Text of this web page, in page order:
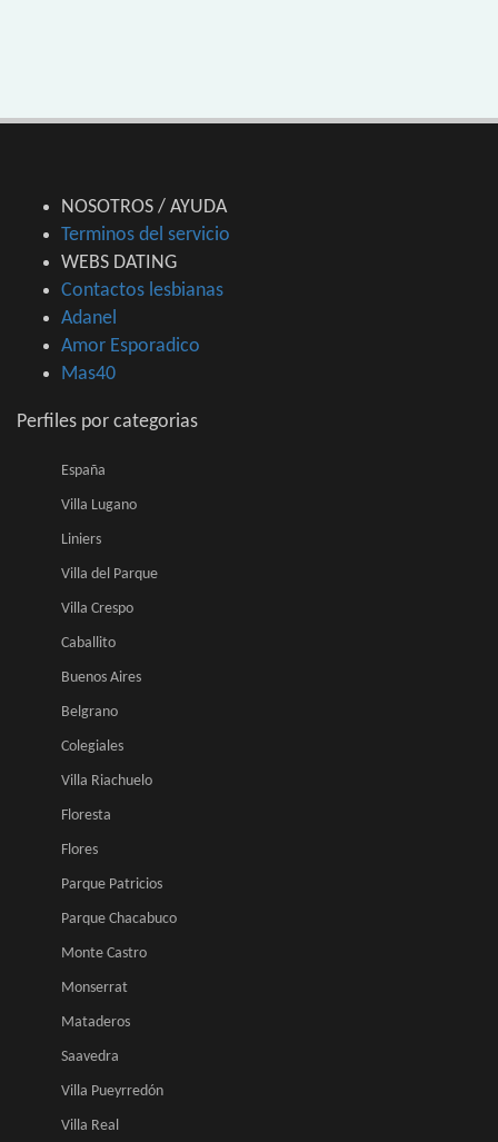
NOSOTROS / AYUDA
Terminos del servicio
WEBS DATING
Contactos lesbianas
Adanel
Amor Esporadico
Mas40
Perfiles por categorias
España
Villa Lugano
Liniers
Villa del Parque
Villa Crespo
Caballito
Buenos Aires
Belgrano
Colegiales
Villa Riachuelo
Floresta
Flores
Parque Patricios
Parque Chacabuco
Monte Castro
Monserrat
Mataderos
Saavedra
Villa Pueyrredón
Villa Real